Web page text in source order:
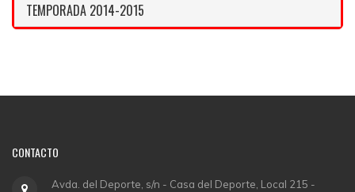
TEMPORADA 2014-2015
CONTACTO
Avda. del Deporte, s/n - Casa del Deporte, Local 215 -